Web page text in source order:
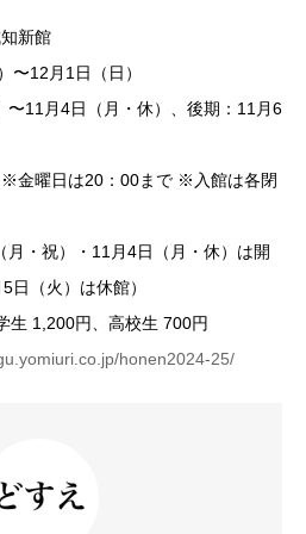
新館
〜12月1日（日）
月4日（月・休）、後期：11月6
金曜日は20：00まで ※入館は各閉
・祝）・11月4日（月・休）は開
日（火）は休館）
生 1,200円、高校生 700円
honen2024-25/